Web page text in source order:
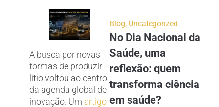
A busca por novas
formas de produzir
lítio voltou ao centro
da agenda global de
inovação. Um artigo
Blog, Uncategorized
No Dia Nacional da
Saúde, uma
reflexão: quem
transforma ciência
em saúde?